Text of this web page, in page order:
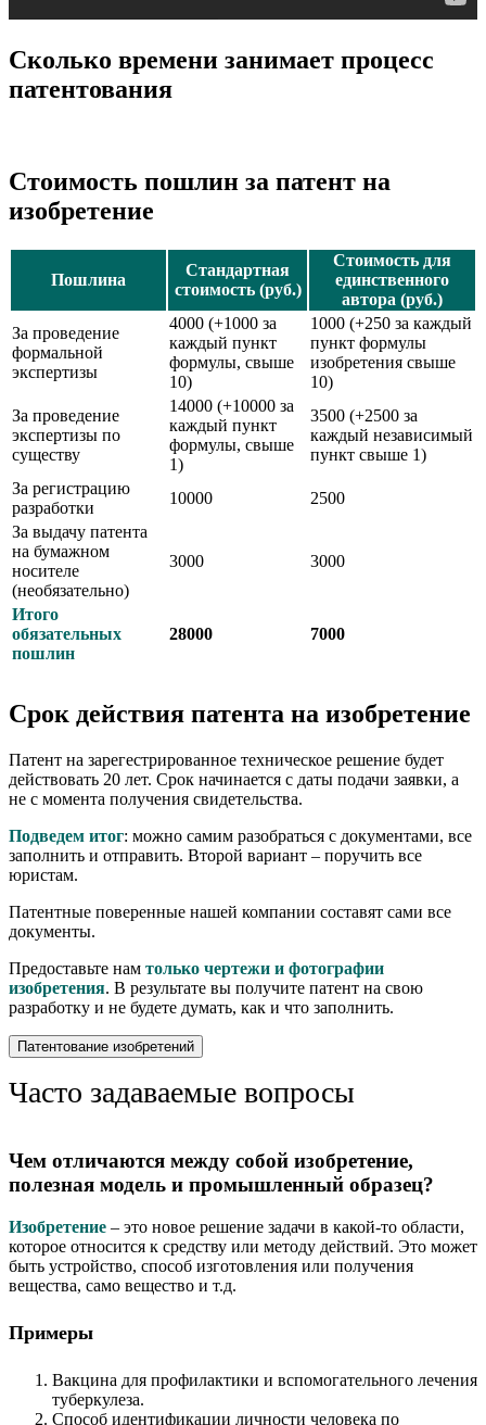
Сколько времени занимает процесс
патентования
Стоимость пошлин за патент на
изобретение
Пошлина
Стандартная
стоимость (руб.)
Стоимость для
единственного
автора (руб.)
За проведение
формальной
экспертизы
4000 (+1000 за
каждый пункт
формулы, свыше
10)
1000 (+250 за каждый
пункт формулы
изобретения свыше
10)
За проведение
экспертизы по
существу
14000 (+10000 за
каждый пункт
формулы, свыше
1)
3500 (+2500 за
каждый независимый
пункт свыше 1)
За регистрацию
разработки
10000
2500
За выдачу патента
на бумажном
носителе
(необязательно)
3000 3000
Итого
обязательных
пошлин
28000 7000
Срок действия патента на изобретение
Патент на зарегестрированное техническое решение будет
действовать 20 лет. Срок начинается с даты подачи заявки, а
не с момента получения свидетельства.
Подведем итог: можно самим разобраться с документами, все
заполнить и отправить. Второй вариант – поручить все
юристам.
Патентные поверенные нашей компании составят сами все
документы.
Предоставьте нам только чертежи и фотографии
изобретения. В результате вы получите патент на свою
разработку и не будете думать, как и что заполнить.
Патентование изобретений
Часто задаваемые вопросы
Чем отличаются между собой изобретение,
полезная модель и промышленный образец?
Изобретение – это новое решение задачи в какой-то области,
которое относится к средству или методу действий. Это может
быть устройство, способ изготовления или получения
вещества, само вещество и т.д.
Примеры
Вакцина для профилактики и вспомогательного лечения
туберкулеза.
Cпособ идентификации личности человека по